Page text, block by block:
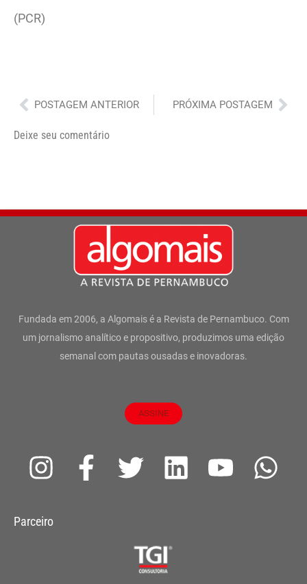
(PCR)
Anterior
POSTAGEM ANTERIOR PRÓXIMA POSTAGEM
Deixe seu comentário
Fundada em 2006, a Algomais é a Revista de Pernambuco. Com
um jornalismo analítico e propositivo, produzimos uma edição
semanal com pautas ousadas e inovadoras.
ASSINE
I
s
F
a
T
t
L
Y
W
Parceiro